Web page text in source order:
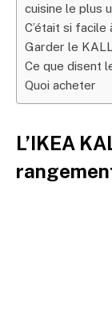
cuisine le plus
C’était si facile
Garder le
Ce que disent
Quoi acheter
L’IKEA